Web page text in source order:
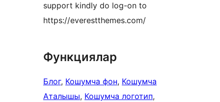
support kindly do log-on to
https://everestthemes.com/
Функциялар
Блог, Кошумча фон, Кошумча
Аталышы, Кошумча логотип